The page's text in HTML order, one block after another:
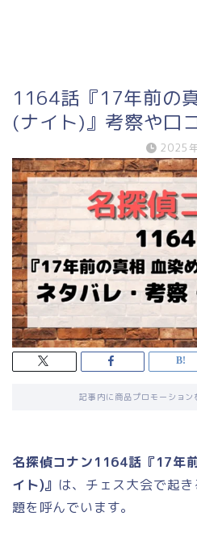
1164話『17年前の
(ナイト)』考察や口
2025
記事内に商品プロモーショ
名探偵コナン1164話『17年
イト)』 は、チェス大会で起
題を呼んでいます。